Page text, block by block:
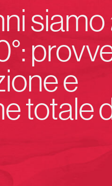
siamo
e
totale